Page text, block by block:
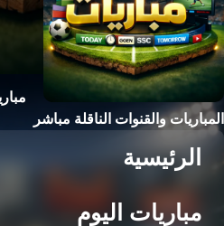
المباريات والقنوات الناقلة مباشر
الرئيسية
مباريات اليوم